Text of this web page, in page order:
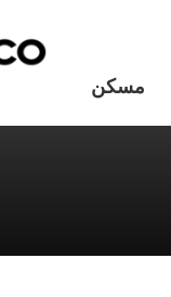
مسكن